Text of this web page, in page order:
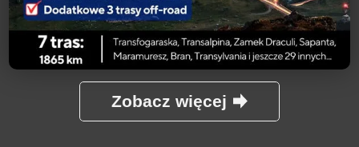
Zobacz więcej